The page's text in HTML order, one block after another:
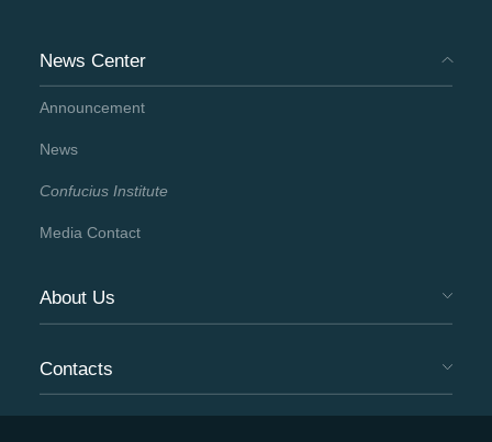
News Center
Announcement
News
Confucius Institute
Media Contact
About Us
Contacts